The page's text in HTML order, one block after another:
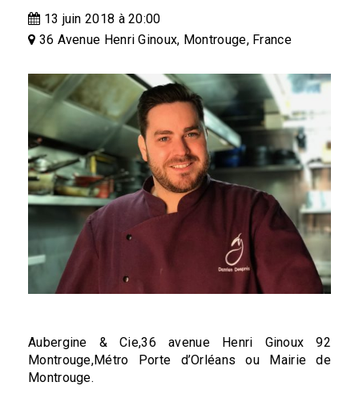
13 juin 2018 à 20:00
36 Avenue Henri Ginoux, Montrouge, France
Aubergine & Cie,36 avenue Henri Ginoux 92
Montrouge,Métro Porte d’Orléans ou Mairie de
Montrouge.